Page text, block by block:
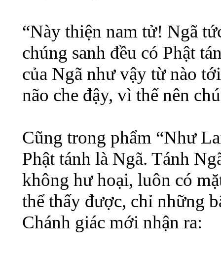
“Này thiện nam tử! Ngã
chúng sanh đều có Phật
của Ngã như vậy từ nào
não che đậy, vì thế nên
Cũng trong phẩm “Như
Phật tánh là Ngã. Tánh
không hư hoại, luôn có
thể thấy được, chỉ những
Chánh giác mới nhận ra: